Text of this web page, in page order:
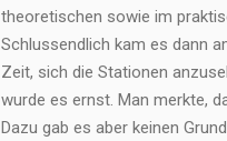
theoretischen sowie im
Schlussendlich kam es dann
Zeit, sich die Stationen
wurde es ernst. Man merkte,
Dazu gab es aber keinen